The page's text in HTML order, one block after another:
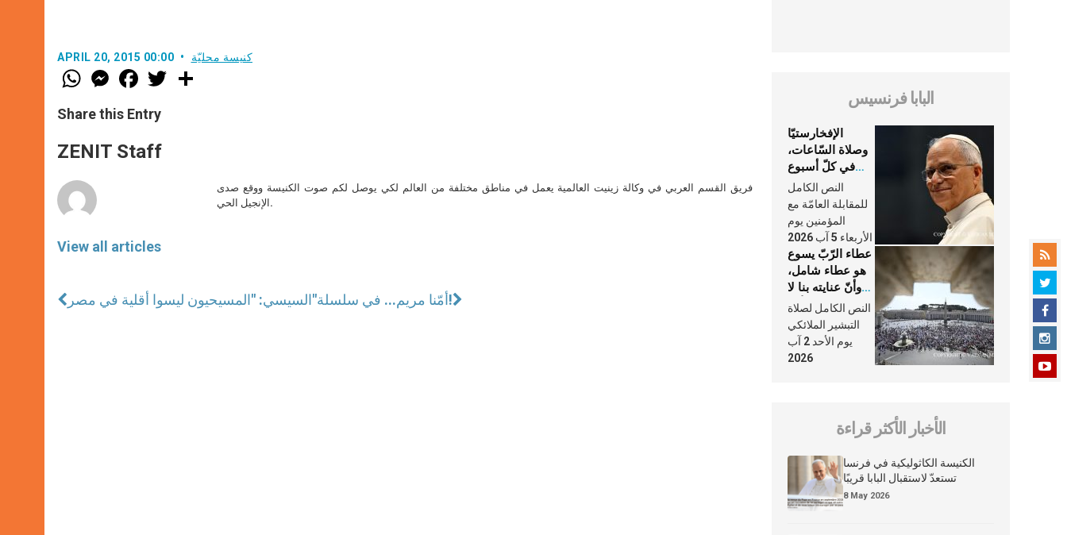
APRIL 20, 2015 00:00 كنيسة محليّة
W
h
t
s
p
p
M
e
s
e
g
e
F
a
e
b
o
k
w
Share this Entry
ZENIT Staff
View all articles
فريق القسم العربي في وكالة زينيت العالمية يعمل في مناطق مختلفة من العالم لكي يوصل لكم صوت الكنيسة ووقع صدى
الإنجيل الحي.
السيسي: "المسيحيون ليسوا أقلية في مصر" أمّنا مريم... في سلسلة!
البابا فرنسيس
الإفخارستيّا
وصلاة السّاعات،
في كلّ أسبوع
وكلّ يوم، هما
النَّفَس في حياة
الكنيسة
النص الكامل
للمقابلة العامّة مع
المؤمنين يوم
الأربعاء 5 آب 2026
عطاء الرّبّ يسوع
هو عطاء شامل،
وأنّ عنايته بنا لا
تغيب عنّا أبدًا
النص الكامل لصلاة
التبشير الملائكي
يوم الأحد 2 آب
2026
الأخبار الأكثر قراءة
الكنيسة الكاثوليكية في فرنسا
تستعدّ لاستقبال البابا قريبًا
8 May 2026